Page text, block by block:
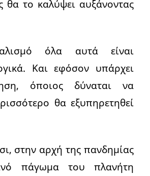
θα το καλύψει αυξάνοντας
όλα αυτά είναι
Και εφόσον υπάρχει
όποιος δύναται να
θα εξυπηρετηθεί
στην αρχή της πανδημίας
πάγωμα του πλανήτη